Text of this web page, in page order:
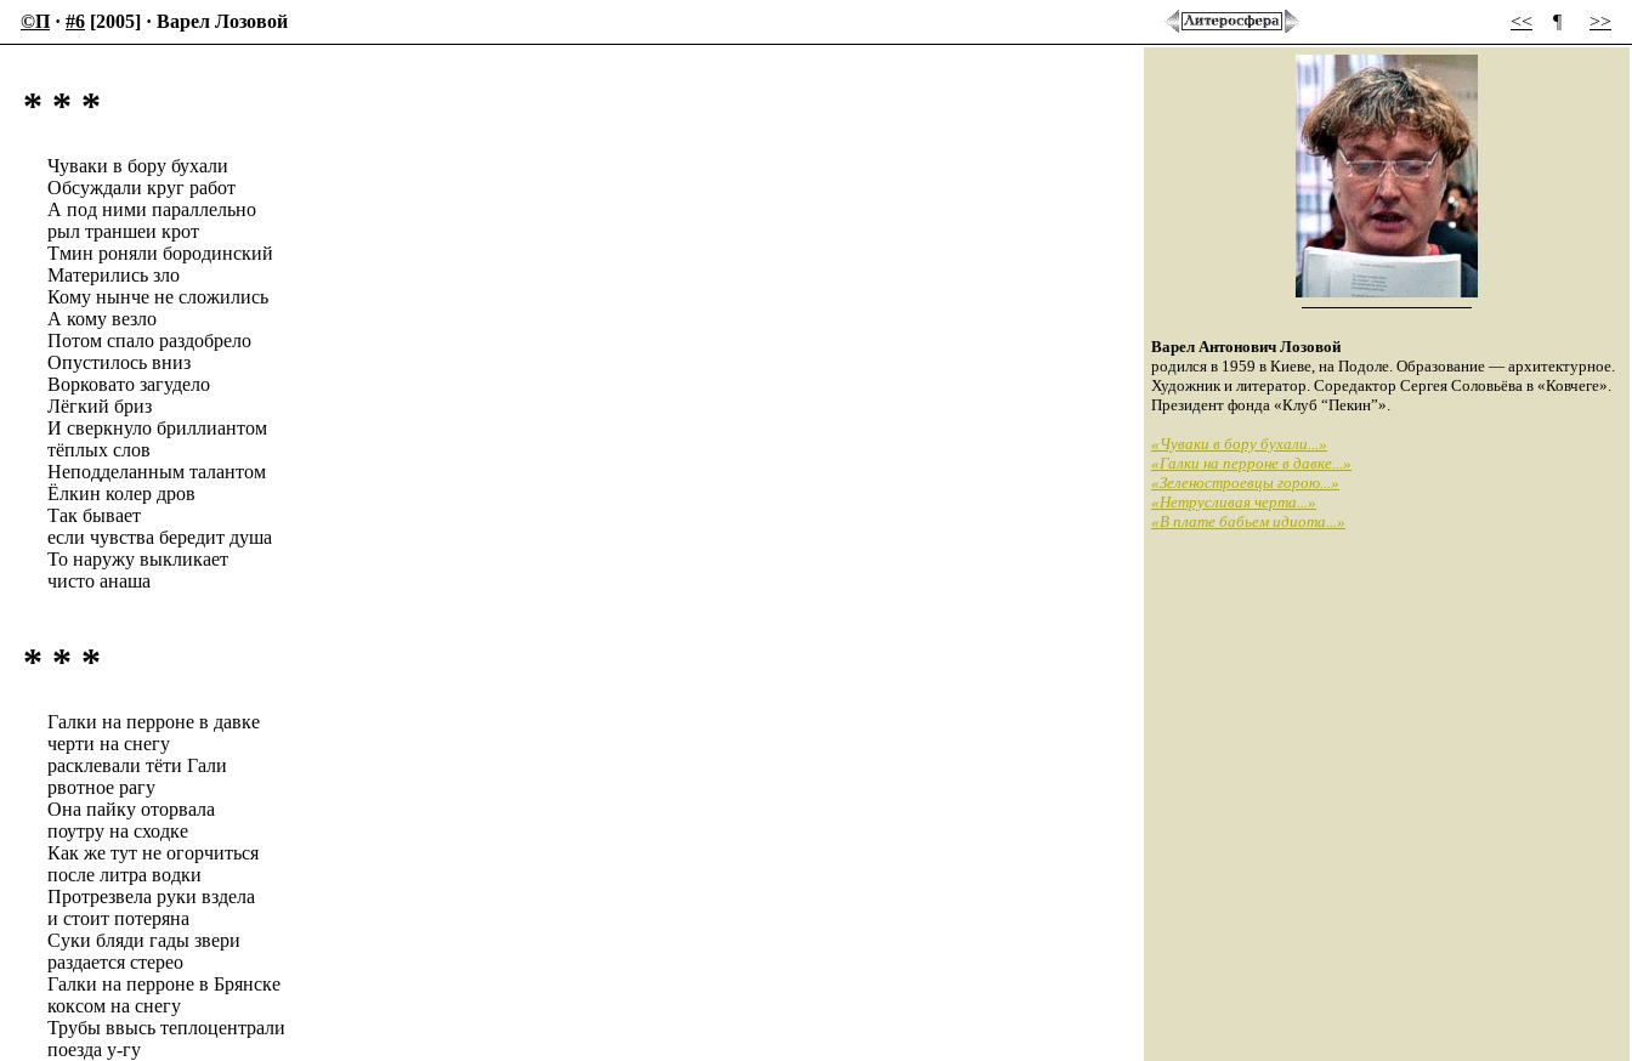
©П · #6 [2005] · Варел Лозовой << ¶ >>
* * *
Чуваки в бору бухали
Обсуждали круг работ
А под ними параллельно
рыл траншеи крот
Тмин роняли бородинский
Матерились зло
Кому нынче не сложились
А кому везло
Потом спало раздобрело
Опустилось вниз
Ворковато загудело
Лёгкий бриз
И сверкнуло бриллиантом
тёплых слов
Неподделанным талантом
Ёлкин колер дров
Так бывает
если чувства бередит душа
То наружу выкликает
чисто анаша
* * *
Галки на перроне в давке
черти на снегу
расклевали тёти Гали
рвотное рагу
Она пайку оторвала
поутру на сходке
Как же тут не огорчиться
после литра водки
Протрезвела руки вздела
и стоит потеряна
Суки бляди гады звери
раздается стерео
Галки на перроне в Брянске
коксом на снегу
Трубы ввысь теплоцентрали
поезда у-гу
Варел Антонович Лозовой
родился в 1959 в Киеве, на Подоле. Образование — архитектурное.
Художник и литератор. Соредактор Сергея Соловьёва в «Ковчеге».
Президент фонда «Клуб “Пекин”».
«Чуваки в бору бухали...»
«Галки на перроне в давке...»
«Зеленостроевцы горою...»
«Нетрусливая черта...»
«В плате бабьем идиота...»